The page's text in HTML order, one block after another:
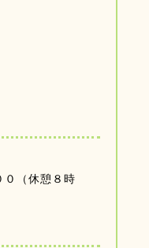
０（休憩８時